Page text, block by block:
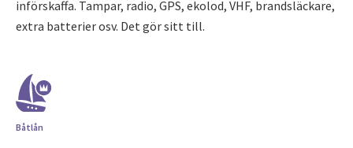
införskaffa. Tampar, radio, GPS, ekolod, VHF, brandsläckare,
extra batterier osv. Det gör sitt till.
Båtlån